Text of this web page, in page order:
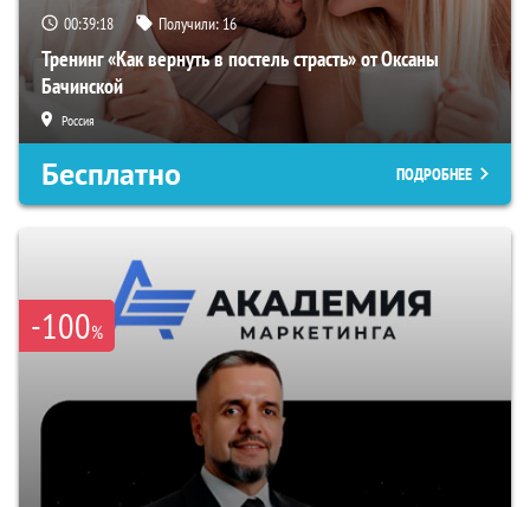
00:39:17 Получили:16
Тренинг «Как вернуть в постель страсть» от Оксаны
Бачинской
Россия
Бесплатно ПОДРОБНЕЕ
-100%